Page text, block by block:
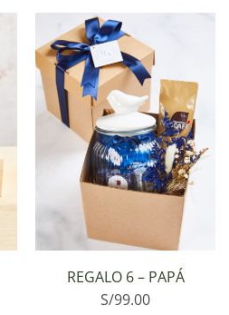
REGALO 6 – PAPÁ
S/99.00